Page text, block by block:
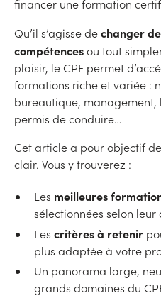
financer une formation
Qu’il s’agisse dechanger
compétencesou tout
plaisir, le CPF permet
formations riche et variée :
bureautique, management,
permis de conduire…
Cet article a pour objectif
clair. Vous y trouverez :
Les meilleures
sélectionnées selon
Les critères à retenir
plus adaptée à votre
Un panorama large,
grands domaines du